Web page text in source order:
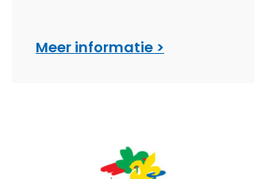
Meer informatie